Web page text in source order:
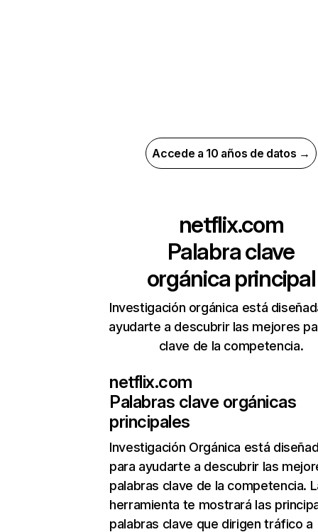
Accede a 10 años de datos →
netflix.com
Palabra clave
orgánica principal
Investigación orgánica está
ayudarte a descubrir las mejores
clave de la competencia.
netflix.com
Palabras clave orgánicas
principales
Investigación Orgánica está
para ayudarte a descubrir las
palabras clave de la competencia.
herramienta te mostrará las
palabras clave que dirigen tráfico a